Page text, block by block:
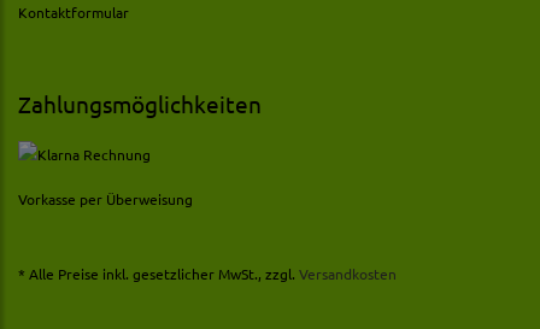
Kontaktformular
Zahlungsmöglichkeiten
Vorkasse per Überweisung
* Alle Preise inkl. gesetzlicher MwSt., zzgl. Versandkosten